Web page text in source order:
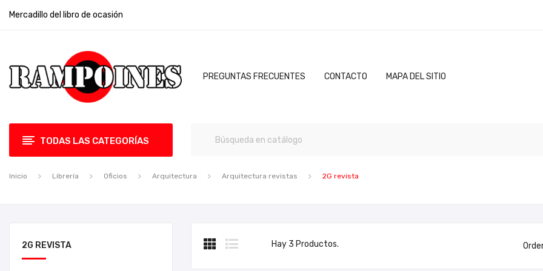
Mercadillo del libro de ocasión
PREGUNTAS FRECUENTES CONTACTO MAPA DEL SITIO
TODAS LAS CATEGORÍAS
Inicio Librería Oficios Arquitectura Arquitectura revistas 2G revista
2G REVISTA Hay 3 Productos.